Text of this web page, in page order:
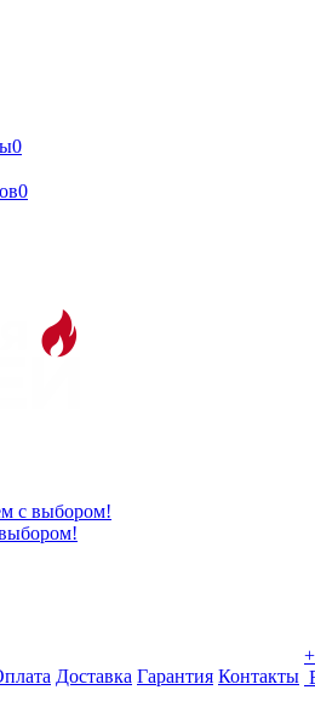
0
0
с выбором!
Доставка Гарантия Контакты
+